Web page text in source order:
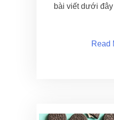
bài viết dưới
Read